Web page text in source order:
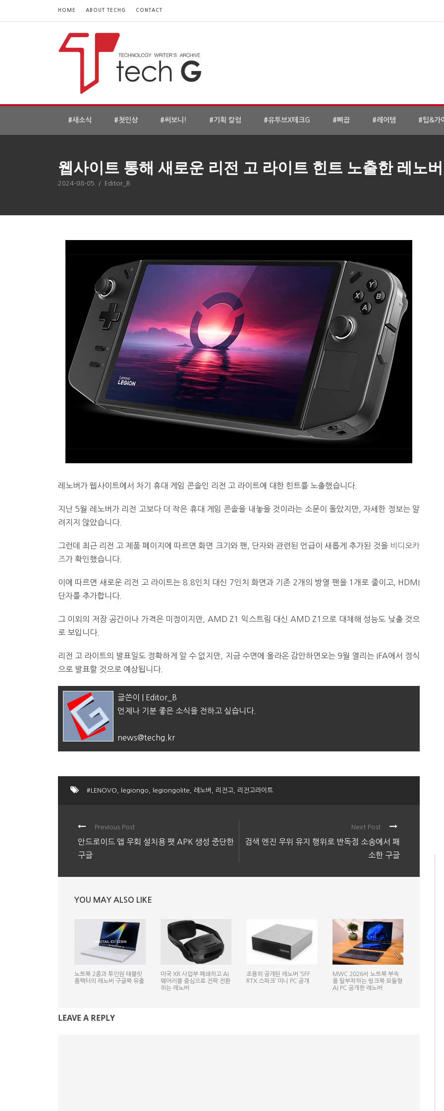
HOME ABOUT TECHG CONTACT
#새소식 #첫인상 #써보니! #기획 칼럼 #유투브X테크G #삐끕 #레어템 #팁&가
웹사이트 통해 새로운 리전 고 라이트 힌트 노출한 레노버
2024-08-05 / Editor_B
레노버가 웹사이트에서 차기 휴대 게임 콘솔인 리전 고 라이트에 대한 힌트를 노출했습니다.
지난 5월 레노버가 리전 고보다 더 작은 휴대 게임 콘솔을 내놓을 것이라는 소문이 돌았지만, 자세한 정보는 알
려지지 않았습니다.
그런데 최근 리전 고 제품 페이지에 따르면 화면 크기와 팬, 단자와 관련된 언급이 새롭게 추가된 것을 비디오카
즈가 확인했습니다.
이에 따르면 새로운 리전 고 라이트는 8.8인치 대신 7인치 화면과 기존 2개의 방열 팬을 1개로 줄이고, HDMI
단자를 추가합니다.
그 이외의 저장 공간이나 가격은 미정이지만, AMD Z1 익스트림 대신 AMD Z1으로 대체해 성능도 낮출 것으
로 보입니다.
리전 고 라이트의 발표일도 정확하게 알 수 없지만, 지금 수면에 올라온 감안하면오는 9월 열리는 IFA에서 정식
으로 발표할 것으로 예상됩니다.
글쓴이 | Editor_B
언제나 기분 좋은 소식을 전하고 싶습니다.
news@techg.kr
#LENOVO legiongo legiongolite 레노버 리전고 리전고라이트
Previous Post
안드로이드 앱 우회 설치용 팻 APK 생성 중단한
구글
Next Post
검색 엔진 우위 유지 행위로 반독점 소송에서 패
소한 구글
YOU MAY ALSO LIKE
노트북 2종과 투인원 태블릿
폼팩터의 레노버 구글북 유출
미국 XR 사업부 폐쇄하고 AI
웨어러블 중심으로 전략 전환
하는 레노버
조용히 공개된 레노버 ‘SFF
RTX 스파크’ 미니 PC 공개
MWC 2026서 노트북 부속
을 탈부착하는 씽크북 모듈형
AI PC 공개한 레노버
LEAVE A REPLY